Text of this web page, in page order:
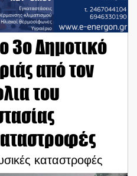
3ο Δημοτικό
από τον
του
καταστροφές